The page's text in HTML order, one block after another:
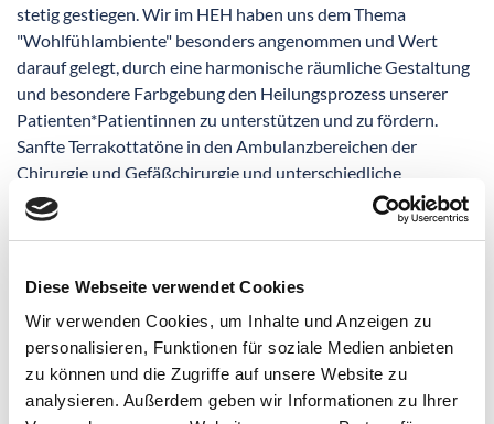
Diese Webseite verwendet Cookies
Wir verwenden Cookies, um Inhalte und Anzeigen zu
personalisieren, Funktionen für soziale Medien anbieten
zu können und die Zugriffe auf unsere Website zu
analysieren. Außerdem geben wir Informationen zu Ihrer
stetig gestiegen. Wir im HEH haben uns dem Thema
"Wohlfühlambiente" besonders angenommen und Wert
darauf gelegt, durch eine harmonische räumliche Gestaltung
und besondere Farbgebung den Heilungsprozess unserer
Patienten*Patientinnen zu unterstützen und zu fördern.
Sanfte Terrakottatöne in den Ambulanzbereichen der
Chirurgie und Gefäßchirurgie und unterschiedliche
Pastelltöne auf den einzelnen Stationen, die ebenfalls der
Orientierung dienen, sorgen für eine angenehme und
In unserem großzügigen Garten finden Sie neben mehreren
Sitzplätzen zum Verweilen und einer Teichanlage mit
Springbrunnen ein Arboretum mit verschiedenen, teils
exotischen Bäumen und Gehölzen sowie mehr als tausend
unterschiedliche Rosenstöcke.